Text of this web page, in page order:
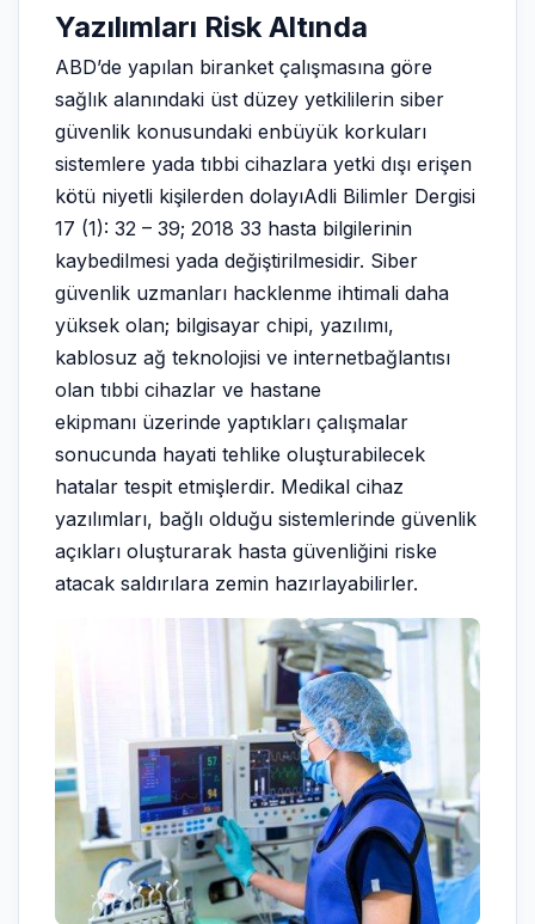
Yazılımları Risk Altında
ABD’de yapılan biranket çalışmasına göre
sağlık alanındaki üst düzey yetkililerin siber
güvenlik konusundaki enbüyük korkuları
sistemlere yada tıbbi cihazlara yetki dışı erişen
kötü niyetli kişilerden dolayıAdli Bilimler Dergisi
17 (1): 32 – 39; 2018 33 hasta bilgilerinin
kaybedilmesi yada değiştirilmesidir. Siber
güvenlik uzmanları hacklenme ihtimali daha
yüksek olan; bilgisayar chipi, yazılımı,
kablosuz ağ teknolojisi ve internetbağlantısı
olan tıbbi cihazlar ve hastane
ekipmanı üzerinde yaptıkları çalışmalar
sonucunda hayati tehlike oluşturabilecek
hatalar tespit etmişlerdir. Medikal cihaz
yazılımları, bağlı olduğu sistemlerinde güvenlik
açıkları oluşturarak hasta güvenliğini riske
atacak saldırılara zemin hazırlayabilirler.